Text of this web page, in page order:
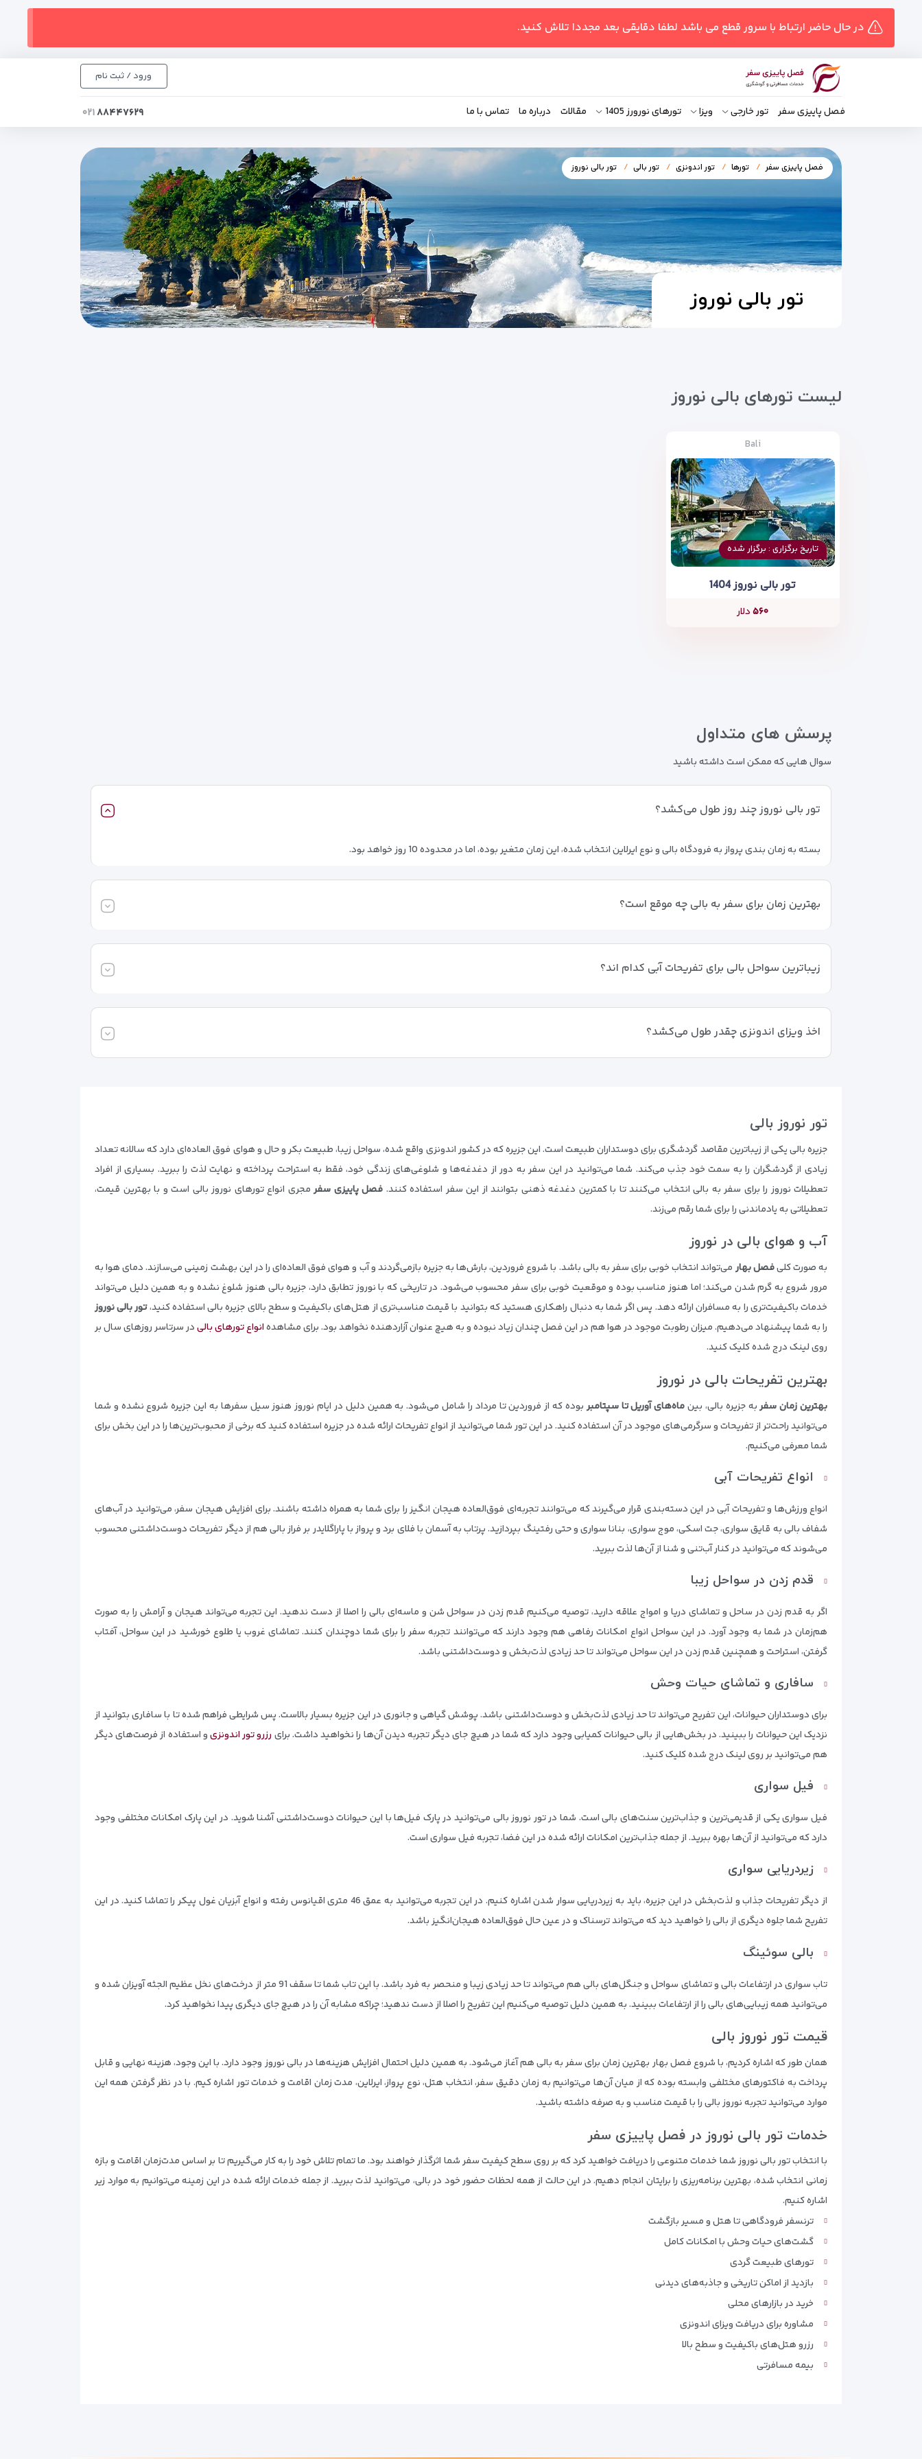
در حال حاضر ارتباط با سرور قطع می باشد لطفا دقایقی بعد مجددا تلاش کنید.
ورود / ثبت نام
فصل پاییزی سفر تور خارجی ویزا تورهای نورورز 1405 مقالات درباره ما تماس با ما ۸۸۴۴۷۶۲۹۰۲۱
فصل پاییزی سفر تورها تور اندونزی تور بالی تور بالی نوروز
تور بالی نوروز
لیست تورهای بالی نوروز
Bali
تاریخ برگزاری : برگزار شده
تور بالی نوروز 1404
۵۶۰دلار
پرسش های متداول
سوال هایی که ممکن است داشته باشید
تور بالی نوروز چند روز طول می‌کشد؟
بسته به زمان بندی پرواز به فرودگاه بالی و نوع ایرلاین انتخاب شده، این زمان متغیر بوده، اما در محدوده 10 روز خواهد بود.
بهترین زمان برای سفر به بالی چه موقع است؟
زیباترین سواحل بالی برای تفریحات آبی کدام اند؟
اخذ ویزای اندونزی چقدر طول می‌کشد؟
تور نوروز بالی
جزیره بالی یکی از زیباترین مقاصد گردشگری برای دوستداران طبیعت است. این جزیره که در کشور اندونزی واقع شده، سواحل زیبا، طبیعت بکر و حال و هوای فوق العاده‌ای دارد که سالانه تعداد
زیادی از گردشگران را به سمت خود جذب می‌کند. شما می‌توانید در این سفر به دور از دغدغه‌ها و شلوغی‌های زندگی خود، فقط به استراحت پرداخته و نهایت لذت را ببرید. بسیاری از افراد
تعطیلات نوروز را برای سفر به بالی انتخاب می‌کنند تا با کمترین دغدغه ذهنی بتوانند از این سفر استفاده کنند. فصل پاییزی سفر مجری انواع تورهای نوروز بالی است و با بهترین قیمت،
تعطیلاتی به یادماندنی را برای شما رقم می‌زند.
آب و هوای بالی در نوروز
به صورت کلیفصل بهار می‌تواند انتخاب خوبی برای سفر به بالی باشد. با شروع فروردین، بارش‌ها به جزیره بازمی‌گردند و آب و هوای فوق العاده‌ای را در این بهشت زمینی می‌سازند. دمای هوا به
مرور شروع به گرم شدن می‌کند؛ اما هنوز مناسب بوده و موقعیت خوبی برای سفر محسوب می‌شود. در تاریخی که با نوروز تطابق دارد، جزیره بالی هنوز شلوغ نشده و به همین دلیل می‌تواند
خدمات باکیفیت‌تری را به مسافران ارائه دهد. پس اگر شما به دنبال راهکاری هستید که بتوانید با قیمت مناسب‌تری از هتل‌های باکیفیت و سطح بالای جزیره بالی استفاده کنید،تور بالی نوروز
را به شما پیشنهاد می‌دهیم. میزان رطوبت موجود در هوا هم در این فصل چندان زیاد نبوده و به هیچ عنوان آزاردهنده نخواهد بود. برای مشاهدهانواع تورهای بالیدر سرتاسر روزهای سال بر
روی لینک درج شده کلیک کنید.
بهترین تفریحات بالی در نوروز
بهترین زمان سفربه جزیره بالی، بینماه‌های آوریل تا سپتامبر بوده که از فروردین تا مرداد را شامل می‌شود. به همین دلیل در ایام نوروز هنوز سیل سفرها به این جزیره شروع نشده و شما
می‌توانید راحت‌تر از تفریحات و سرگرمی‌های موجود در آن استفاده کنید. در این تور شما می‌توانید از انواع تفریحات ارائه شده در جزیره استفاده کنید که برخی از محبوب‌ترین‌ها را در این بخش برای
شما معرفی می‌کنیم.
انواع تفریحات آبی
انواع ورزش‌ها و تفریحات آبی در این دسته‌بندی قرار می‌گیرند که می‌توانند تجربه‌ای فوق‌العاده هیجان انگیز را برای شما به همراه داشته باشند. برای افزایش هیجان سفر، می‌توانید در آب‌های
شفاف بالی به قایق سواری، جت اسکی، موج سواری، بنانا سواری و حتی رفتینگ بپردازید. پرتاب به آسمان با فلای برد و پرواز با پاراگلایدر بر فراز بالی هم از دیگر تفریحات دوست‌داشتنی محسوب
می‌شوند که می‌توانید در کنار آب‌تنی و شنا از آن‌ها لذت ببرید.
قدم زدن در سواحل زیبا
اگر به قدم زدن در ساحل و تماشای دریا و امواج علاقه دارید، توصیه می‌کنیم قدم زدن در سواحل شن و ماسه‌ای بالی را اصلا از دست ندهید. این تجربه می‌تواند هیجان و آرامش را به صورت
هم‌زمان در شما به وجود آورد. در این سواحل انواع امکانات رفاهی هم وجود دارند که می‌توانند تجربه سفر را برای شما دوچندان کنند. تماشای غروب یا طلوع خورشید در این سواحل، آفتاب
گرفتن، استراحت و همچنین قدم زدن در این سواحل می‌تواند تا حد زیادی لذت‌بخش و دوست‌داشتنی باشد.
سافاری و تماشای حیات وحش
برای دوستداران حیوانات، این تفریح می‌تواند تا حد زیادی لذت‌بخش و دوست‌داشتنی باشد. پوشش گیاهی و جانوری در این جزیره بسیار بالاست. پس شرایطی فراهم شده تا با سافاری بتوانید از
نزدیک این حیوانات را ببینید. در بخش‌هایی از بالی حیوانات کمیابی وجود دارد که شما در هیچ جای دیگر تجربه دیدن آن‌ها را نخواهید داشت. برای رزرو تور اندونزیو استفاده از فرصت‌های دیگر
هم می‌توانید بر روی لینک درج شده کلیک کنید.
فیل سواری
فیل سواری یکی از قدیمی‌ترین و جذاب‌ترین سنت‌های بالی است. شما در تور نوروز بالی می‌توانید در پارک فیل‌ها با این حیوانات دوست‌داشتنی آشنا شوید. در این پارک امکانات مختلفی وجود
دارد که می‌توانید از آن‌ها بهره ببرید. از جمله جذاب‌ترین امکانات ارائه شده در این فضا، تجربه فیل سواری است.
زیردریایی سواری
از دیگر تفریحات جذاب و لذت‌بخش در این جزیره، باید به زیردریایی سوار شدن اشاره کنیم. در این تجربه می‌توانید به عمق 46 متری اقیانوس رفته و انواع آبزیان غول پیکر را تماشا کنید. در این
تفریح شما جلوه دیگری از بالی را خواهید دید که می‌تواند ترسناک و در عین حال فوق‌العاده هیجان‌انگیز باشد.
بالی سوئینگ
تاب سواری در ارتفاعات بالی و تماشای سواحل و جنگل‌های بالی هم می‌تواند تا حد زیادی زیبا و منحصر به فرد باشد. با این تاب شما تا سقف 91 متر از درخت‌های نخل عظیم الجثه آویزان شده و
می‌توانید همه زیبایی‌های بالی را از ارتفاعات ببینید. به همین دلیل توصیه می‌کنیم این تفریح را اصلا از دست ندهید؛ چراکه مشابه آن را در هیچ جای دیگری پیدا نخواهید کرد.
قیمت تور نوروز بالی
همان طور که اشاره کردیم، با شروع فصل بهار بهترین زمان برای سفر به بالی هم آغاز می‌شود. به همین دلیل احتمال افزایش هزینه‌ها در بالی نوروز وجود دارد. با این وجود، هزینه نهایی و قابل
پرداخت به فاکتورهای مختلفی وابسته بوده که از میان آن‌ها می‌توانیم به زمان دقیق سفر، انتخاب هتل، نوع پرواز، ایرلاین، مدت زمان اقامت و خدمات تور اشاره کیم. با در نظر گرفتن همه این
موارد می‌توانید تجربه نوروز بالی را با قیمت مناسب و به صرفه داشته باشید.
خدمات تور بالی نوروز در فصل پاییزی سفر
با انتخاب تور بالی نوروز شما خدمات متنوعی را دریافت خواهید کرد که بر روی سطح کیفیت سفر شما اثرگذار خواهند بود. ما تمام تلاش خود را به کار می‌گیریم تا بر اساس مدت‌زمان اقامت و بازه
زمانی انتخاب شده، بهترین برنامه‌ریزی را برایتان انجام دهیم. در این حالت از همه لحظات حضور خود در بالی، می‌توانید لذت ببرید. از جمله خدمات ارائه شده در این زمینه می‌توانیم به موارد زیر
اشاره کنیم.
ترنسفر فرودگاهی تا هتل و مسیر بازگشت
گشت‌های حیات وحش با امکانات کامل
تورهای طبیعت گردی
بازدید از اماکن تاریخی و جاذبه‌های دیدنی
خرید در بازارهای محلی
مشاوره برای دریافت ویزای اندونزی
رزرو هتل‌های باکیفیت و سطح بالا
بیمه مسافرتی